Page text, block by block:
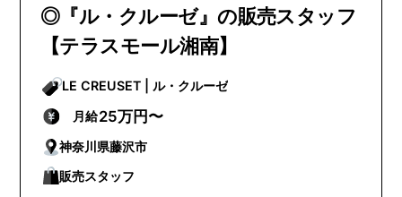
◎『ル・クルーゼ』の販売スタッフ
【テラスモール湘南】
LE CREUSET | ル・クルーゼ
月給25万円〜
神奈川県藤沢市
販売スタッフ